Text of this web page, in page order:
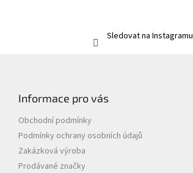
Sledovat na Instagramu
Informace pro vás
Obchodní podmínky
Podmínky ochrany osobních údajů
Zakázková výroba
Prodávané značky